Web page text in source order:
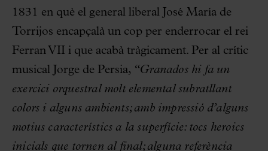
1831 en què el general liberal José María de
Torrijos encapçalà un cop per enderrocar el rei
Ferran VII i que acabà tràgicament. Per al crític
musical Jorge de Persia, “Granados hi fa un
exercici orquestral molt elemental subratllant
colors i alguns ambients; amb impressió d’alguns
motius característics a la superfície: tocs heroics
inicials que tornen al final; alguna referència